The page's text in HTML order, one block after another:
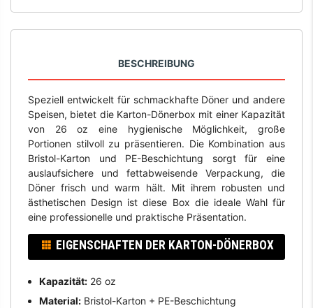
BESCHREIBUNG
Speziell entwickelt für schmackhafte Döner und andere
Speisen, bietet die Karton-Dönerbox mit einer Kapazität
von 26 oz eine hygienische Möglichkeit, große
Portionen stilvoll zu präsentieren. Die Kombination aus
Bristol-Karton und PE-Beschichtung sorgt für eine
auslaufsichere und fettabweisende Verpackung, die
Döner frisch und warm hält. Mit ihrem robusten und
ästhetischen Design ist diese Box die ideale Wahl für
eine professionelle und praktische Präsentation.
EIGENSCHAFTEN DER KARTON-DÖNERBOX
Kapazität:26 oz
Material:Bristol-Karton + PE-Beschichtung